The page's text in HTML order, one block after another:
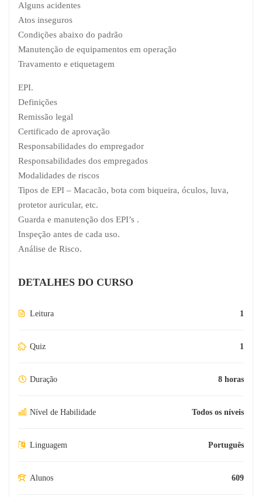
Alguns acidentes
Atos inseguros
Condições abaixo do padrão
Manutenção de equipamentos em operação
Travamento e etiquetagem
EPI.
Definições
Remissão legal
Certificado de aprovação
Responsabilidades do empregador
Responsabilidades dos empregados
Modalidades de riscos
Tipos de EPI – Macacão, bota com biqueira, óculos, luva,
protetor auricular, etc.
Guarda e manutenção dos EPI’s .
Inspeção antes de cada uso.
Análise de Risco.
DETALHES DO CURSO
Leitura 1
Quiz 1
Duração 8 horas
Nível de Habilidade Todos os níveis
Linguagem Português
Alunos 609